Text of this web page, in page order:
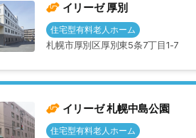
イリーゼ 厚別
住宅型有料老人ホーム
札幌市厚別区厚別東5条7丁目1-7
イリーゼ 札幌中島公園
住宅型有料老人ホーム